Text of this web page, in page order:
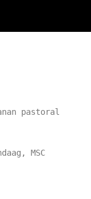
pastoral
MSC